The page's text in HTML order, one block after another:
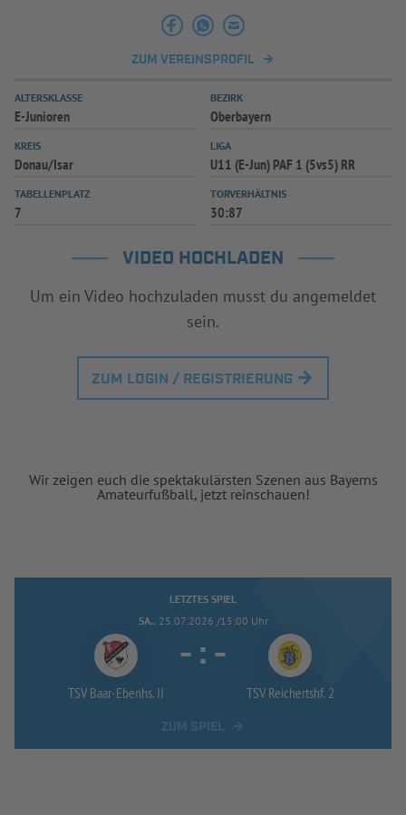
ZUM VEREINSPROFIL
ALTERSKLASSE
E-Junioren
BEZIRK
Oberbayern
KREIS
Donau/Isar
LIGA
U11 (E-Jun) PAF 1 (5vs5) RR
TABELLENPLATZ
7
TORVERHÄLTNIS
30:87
VIDEO HOCHLADEN
Um ein Video hochzuladen musst du angemeldet
sein.
ZUM LOGIN / REGISTRIERUNG
Wir zeigen euch die spektakulärsten Szenen aus Bayerns
Amateurfußball, jetzt reinschauen!
LETZTES SPIEL
SA.. 25.07.2026 /15:00 Uhr
TSV Baar-Ebenhs. II
- : -
TSV Reichertshf. 2